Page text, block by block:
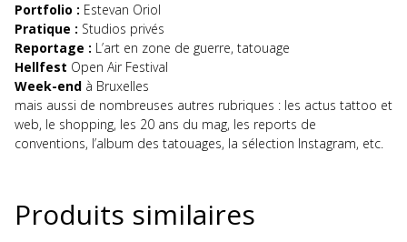
Portfolio : Estevan Oriol
Pratique : Studios privés
Reportage : L’art en zone de guerre, tatouage
Hellfest Open Air Festival
Week-end à Bruxelles
mais aussi de nombreuses autres rubriques : les actus tattoo et
web, le shopping, les 20 ans du mag, les reports de
conventions, l’album des tatouages, la sélection Instagram, etc.
Produits similaires